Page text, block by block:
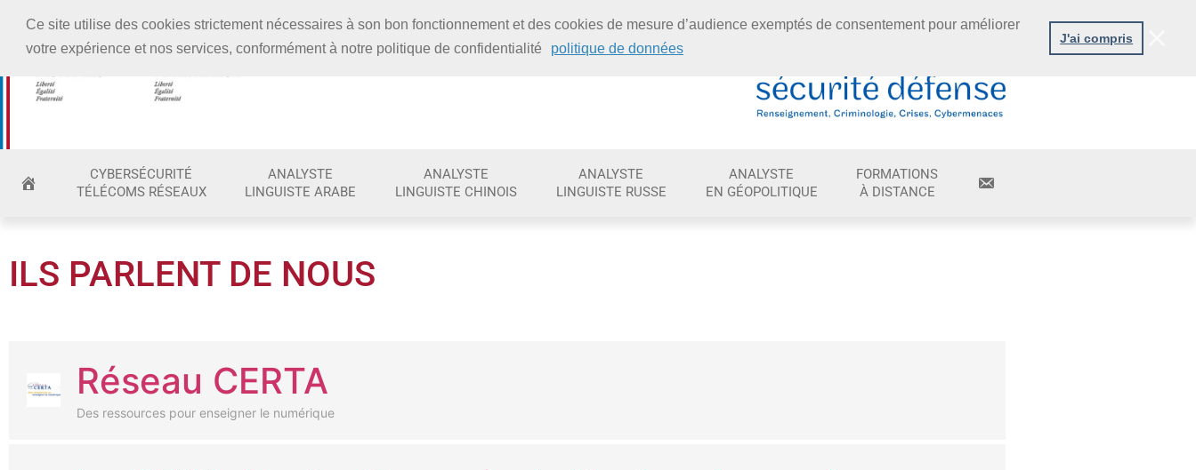
Ce site utilise des cookies strictement nécessaires à son bon fonctionnement et des cookies de mesure d’audience exemptés de consentement pour améliorer
votre expérience et nos services, conformément à notre politique de confidentialité
politique de données
J'ai compris
EN PARTENARIAT AVEC
CYBERSÉCURITÉ
TÉLÉCOMS RÉSEAUX
ANALYSTE
LINGUISTE ARABE
ANALYSTE
LINGUISTE CHINOIS
ANALYSTE
LINGUISTE RUSSE
ANALYSTE
EN GÉOPOLITIQUE
FORMATIONS
À DISTANCE
ILS PARLENT DE NOUS
Réseau CERTA
Des ressources pour enseigner le numérique